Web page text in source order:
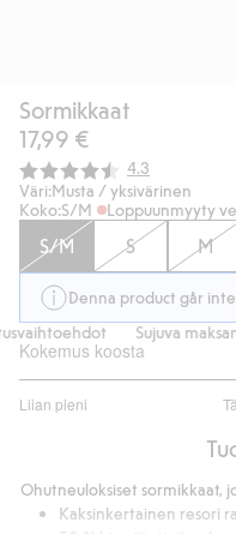
Sormikkaat
17,99 €
4.3
Väri:Musta / yksivärinen
Koko:S/M Loppuunmyyty
S/M S M
Denna product går
Sujuva
Kokemus koosta
Liian pieni
/
ääneen
Ohutneuloksiset sormikkaat,
Kaksinkertainen resori